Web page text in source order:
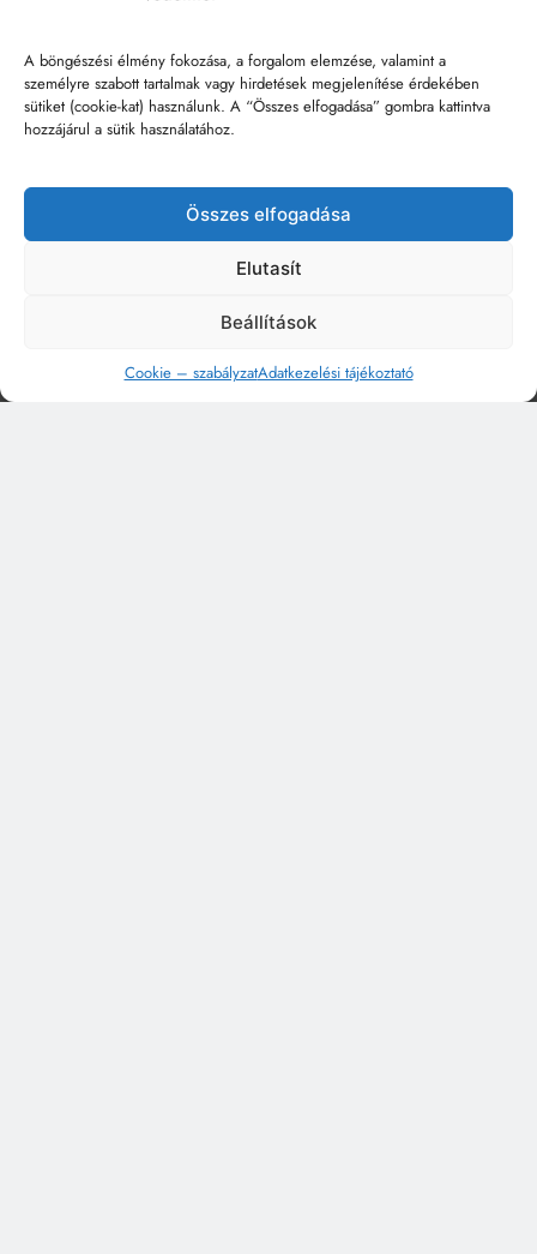
A böngészési élmény fokozása, a forgalom elemzése, valamint a
személyre szabott tartalmak vagy hirdetések megjelenítése érdekében
sütiket (cookie-kat) használunk. A “Összes elfogadása” gombra kattintva
hozzájárul a sütik használatához.
Összes elfogadása
Elutasít
Beállítások
Cookie – szabályzatAdatkezelési tájékoztató